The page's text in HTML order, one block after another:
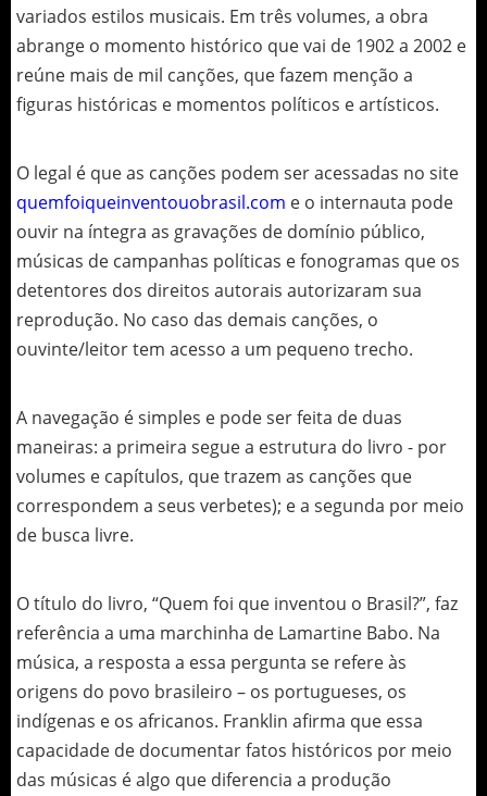
variados estilos musicais. Em três volumes, a obra
abrange o momento histórico que vai de 1902 a 2002 e
reúne mais de mil canções, que fazem menção a
figuras históricas e momentos políticos e artísticos.
O legal é que as canções podem ser acessadas no site
quemfoiqueinventouobrasil.com e o internauta pode
ouvir na íntegra as gravações de domínio público,
músicas de campanhas políticas e fonogramas que os
detentores dos direitos autorais autorizaram sua
reprodução. No caso das demais canções, o
ouvinte/leitor tem acesso a um pequeno trecho.
A navegação é simples e pode ser feita de duas
maneiras: a primeira segue a estrutura do livro - por
volumes e capítulos, que trazem as canções que
correspondem a seus verbetes); e a segunda por meio
de busca livre.
O título do livro, “Quem foi que inventou o Brasil?”, faz
referência a uma marchinha de Lamartine Babo. Na
música, a resposta a essa pergunta se refere às
origens do povo brasileiro – os portugueses, os
indígenas e os africanos. Franklin afirma que essa
capacidade de documentar fatos históricos por meio
das músicas é algo que diferencia a produção